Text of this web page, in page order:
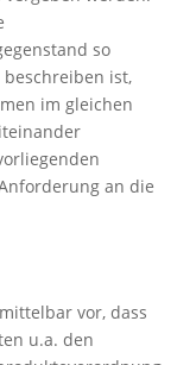
so
ist,
im gleichen
an die
vor, dass
u.a. den